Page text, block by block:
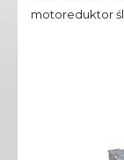
motoreduktor